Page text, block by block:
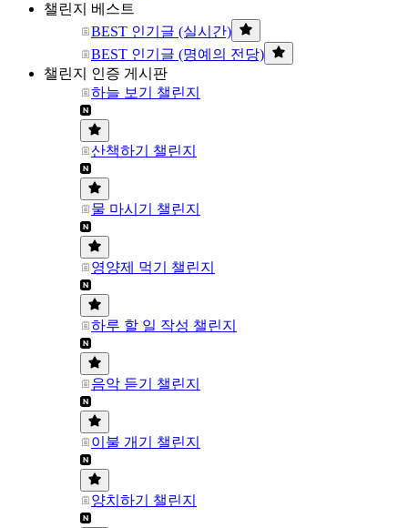
챌린지 베스트
BEST 인기글 (실시간)
BEST 인기글 (명예의 전당)
챌린지 인증 게시판
하늘 보기 챌린지
산책하기 챌린지
물 마시기 챌린지
영양제 먹기 챌린지
하루 할 일 작성 챌린지
음악 듣기 챌린지
이불 개기 챌린지
양치하기 챌린지